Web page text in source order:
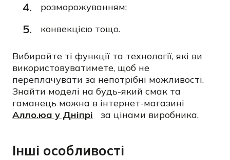
розморожуванням;
конвекцією тощо.
Вибирайте ті функції та технології, які ви
використовуватимете, щоб не
переплачувати за непотрібні можливості.
Знайти моделі на будь-який смак та
гаманець можна в інтернет-магазині
Алло.юа у Дніпрі
за цінами виробника.
Інші особливості